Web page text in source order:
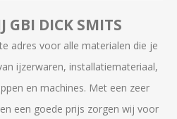
GBI DICK SMITS
adres voor alle materialen die je
ijzerwaren, installatiemateriaal,
en machines. Met een zeer
een goede prijs zorgen wij voor